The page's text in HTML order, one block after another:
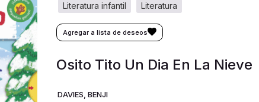
literatura
literatura infantil
Osito Tito Un Dia En La Nieve
DAVIES, BENJI